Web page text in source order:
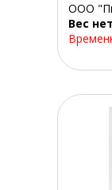
ООО
Вес